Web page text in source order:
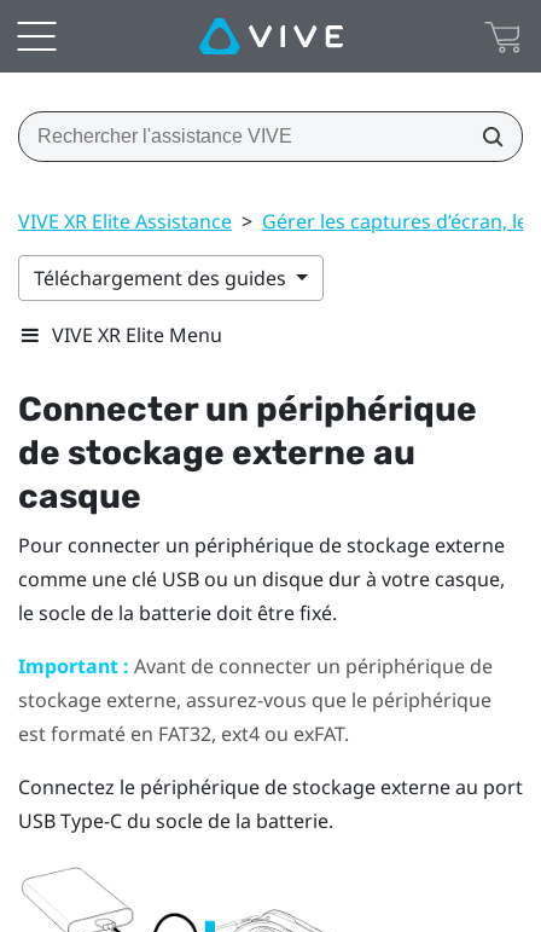
VIVE XR Elite Assistance > Gérer les captures d’écran,
Téléchargement des guides
VIVE XR Elite Menu
Connecter un périphérique
de stockage externe au
casque
Pour connecter un périphérique de stockage externe
comme une clé USB ou un disque dur à votre casque,
le socle de la batterie doit être fixé.
Important : Avant de connecter un périphérique de
stockage externe, assurez-vous que le périphérique
est formaté en FAT32, ext4 ou exFAT.
Connectez le périphérique de stockage externe au port
USB Type-Cdu socle de la batterie.